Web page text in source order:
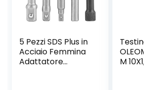
5 Pezzi SDS Plus in
Acciaio Femmina
Adattatore
M